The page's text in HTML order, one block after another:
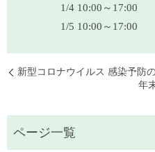
1/4 10:00～17:00
1/5 10:00～17:00
新型コロナウイルス 感染予防
年